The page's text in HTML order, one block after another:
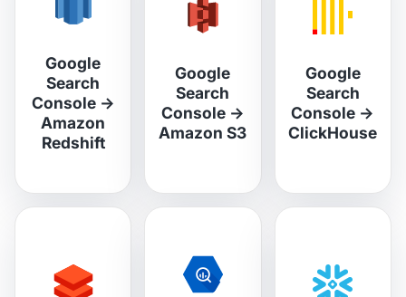
Google
Search
Console→
Amazon
Redshift
Google
Search
Console→
Amazon S3
Google
Search
Console →
ClickHouse